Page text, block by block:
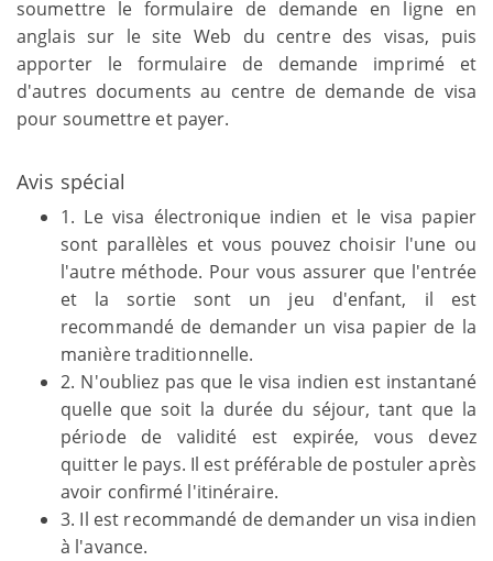
soumettre le formulaire de demande en ligne en
anglais sur le site Web du centre des visas, puis
apporter le formulaire de demande imprimé et
d'autres documents au centre de demande de visa
pour soumettre et payer.
Avis spécial
1. Le visa électronique indien et le visa papier
sont parallèles et vous pouvez choisir l'une ou
l'autre méthode. Pour vous assurer que l'entrée
et la sortie sont un jeu d'enfant, il est
recommandé de demander un visa papier de la
manière traditionnelle.
2. N'oubliez pas que le visa indien est instantané
quelle que soit la durée du séjour, tant que la
période de validité est expirée, vous devez
quitter le pays. Il est préférable de postuler après
avoir confirmé l'itinéraire.
3. Il est recommandé de demander un visa indien
à l'avance.